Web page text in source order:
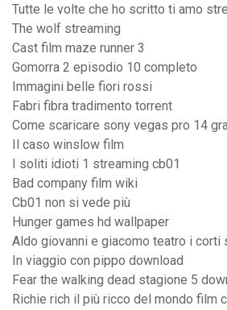
Tutte le volte che ho scritto ti amo
The wolf streaming
Cast film maze runner 3
Gomorra 2 episodio 10 completo
Immagini belle fiori rossi
Fabri fibra tradimento torrent
Come scaricare sony vegas pro 14
Il caso winslow film
I soliti idioti 1 streaming cb01
Bad company film wiki
Cb01 non si vede più
Hunger games hd wallpaper
Aldo giovanni e giacomo teatro i corti
In viaggio con pippo download
Fear the walking dead stagione 5
Richie rich il più ricco del mondo film